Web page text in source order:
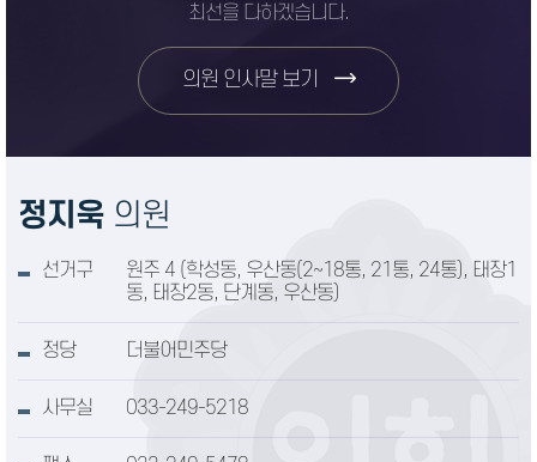
최선을 다하겠습니다.
의원 인사말 보기
정지욱 의원
선거구
원주 4 (학성동, 우산동(2~18통, 21통, 24통), 태장1
동, 태장2동, 단계동, 우산동)
정당 더불어민주당
사무실 033-249-5218